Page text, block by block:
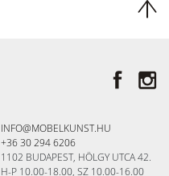
INFO@MOBELKUNST.HU
+36 30 294 6206
1102 BUDAPEST, HÖLGY UTCA 42.
H-P 10.00-18.00, SZ 10.00-16.00